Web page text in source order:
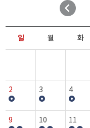
일 월 화
2 3 4
9 10 11